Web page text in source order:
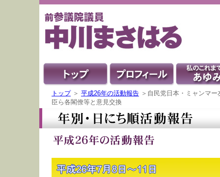
トップ＞ 平成26年の活動報告 ＞自民党日本・ミャンマ
臣ら各閣僚等と意見交換